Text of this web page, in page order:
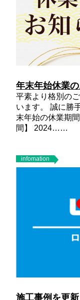
年末年始休業
平素より格別の
います。 誠に勝
末年始の休業期
間】
2024……
infomation
施工事例を更新